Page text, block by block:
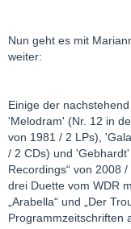
Nun geht es mit
weiter:
Einige der
'Melodram' (Nr. 12 in
von 1981 / 2 LPs),
/ 2 CDs) und
Recordings“ von 2008
drei Duette vom WDR
„Arabella“ und „Der
Programmzeitschriften